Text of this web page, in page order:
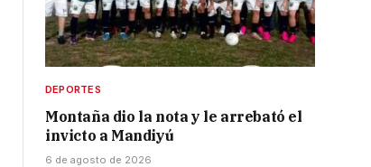
DEPORTES
Montaña dio la nota y le arrebató el
invicto a Mandiyú
6 de agosto de 2026